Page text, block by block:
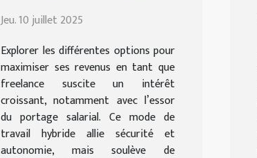
portage salarial ?
Jeu. 10 juillet 2025
Explorer les différentes options pour
maximiser ses revenus en tant que
freelance suscite un intérêt
croissant, notamment avec l’essor
du portage salarial. Ce mode de
travail hybride allie sécurité et
autonomie, mais soulève de